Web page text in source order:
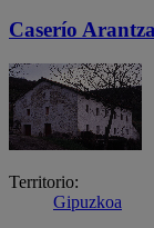
Caserío
Territorio:
Gipuzkoa